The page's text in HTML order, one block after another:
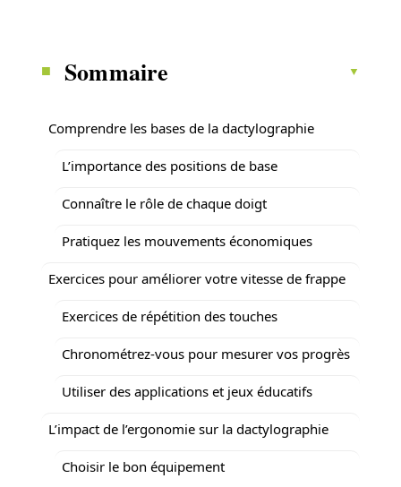
Sommaire
Comprendre les bases de la dactylographie
L’importance des positions de base
Connaître le rôle de chaque doigt
Pratiquez les mouvements économiques
Exercices pour améliorer votre vitesse de frappe
Exercices de répétition des touches
Chronométrez-vous pour mesurer vos progrès
Utiliser des applications et jeux éducatifs
L’impact de l’ergonomie sur la dactylographie
Choisir le bon équipement